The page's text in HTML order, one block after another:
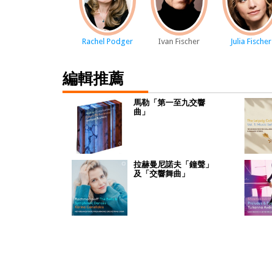
Rachel Podger Ivan Fischer Julia Fischer
編輯推薦
馬勒「第一至九交響
曲」
拉赫曼尼諾夫「鐘聲」
及「交響舞曲」